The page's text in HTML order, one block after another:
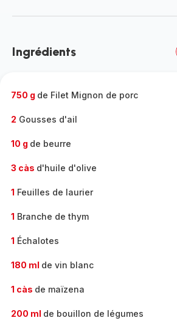
Ingrédients
750 g de Filet Mignon de porc
2 Gousses d'ail
10 g de beurre
3 càs d'huile d'olive
1 Feuilles de laurier
1 Branche de thym
1 Échalotes
180 ml de vin blanc
1 càs de maïzena
200 ml de bouillon de légumes